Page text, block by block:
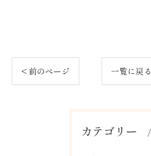
< 前のページ 一覧に戻る
カテゴリー